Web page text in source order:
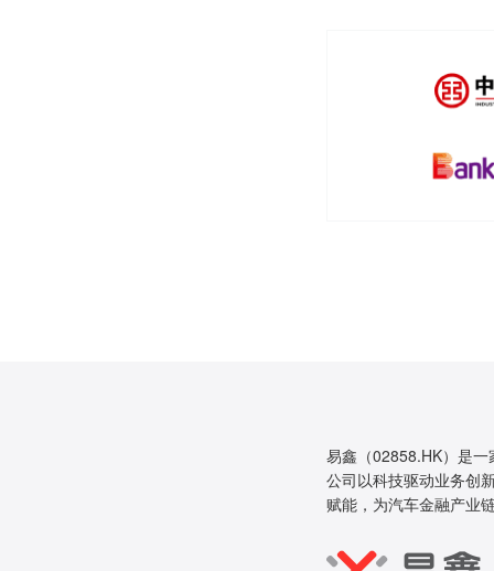
易鑫（02858.HK）是
公司以科技驱动业务创
赋能，为汽车金融产业